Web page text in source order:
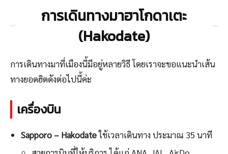
การเดินทางมาฮาโกดาเตะ
(Hakodate)
การเดินทางมาที่เมืองนี้มีอยู่หลายวิธี โดยเราจะขอแนะนำเส้น
ทางยอดฮิตดังต่อไปนี้ค่ะ
เครื่องบิน
Sapporo – Hakodateใช้เวลาเดินทาง ประมาณ 35 นาที